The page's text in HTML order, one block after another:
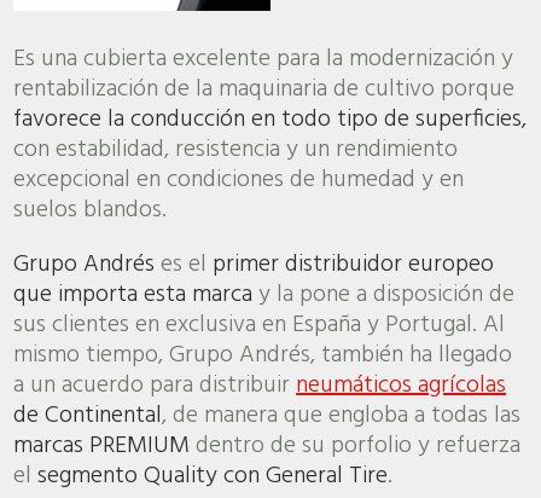
Es una cubierta excelente para la modernización y
rentabilización de la maquinaria de cultivo porque
favorece la conducción en todo tipo de superficies,
con estabilidad, resistencia y un rendimiento
excepcional en condiciones de humedad y en
suelos blandos.
Grupo Andréses el primer distribuidor europeo
que importa esta marcay la pone a disposición de
sus clientes en exclusiva en España y Portugal. Al
mismo tiempo, Grupo Andrés, también ha llegado
a un acuerdo para distribuirneumáticos agrícolas
de Continental, de manera que engloba a todas las
marcas PREMIUMdentro de su porfolio y refuerza
elsegmento Quality con General Tire.